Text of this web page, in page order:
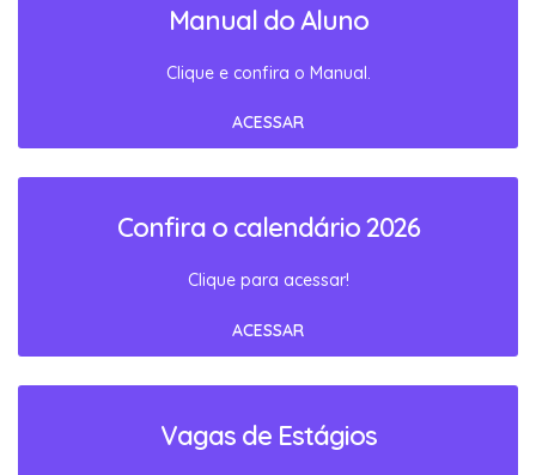
Manual do Aluno
Clique e confira o Manual.
ACESSAR
Confira o calendário 2026
Clique para acessar!
ACESSAR
Vagas de Estágios